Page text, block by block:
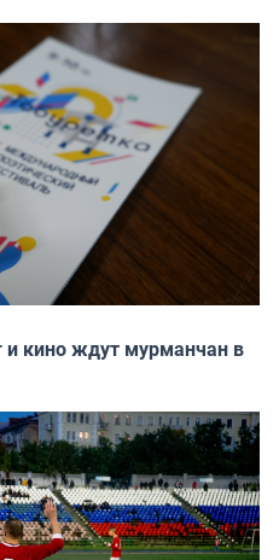
и кино ждут мурманчан в